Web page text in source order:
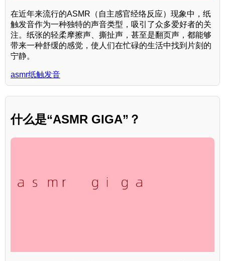
在近年来流行的ASMR（自主感官经络反应）现象中，纸
触发音作为一种独特的声音类型，吸引了众多爱好者的关
注。纸张的轻柔摩擦声、撕扯声，甚至是翻页声，都能够
带来一种舒缓的感觉，使人们在忙碌的生活中找到片刻的
宁静。
asmr纸触发音
什么是“ASMR GIGA”？